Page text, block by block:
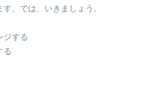
、では、いきましょう。
ジする
る